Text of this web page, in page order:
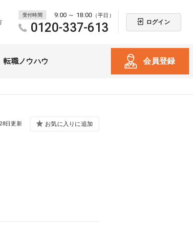
受付時間 9:00 ～ 18:00 （平日）
0120-337-613 ログイン
転職ノウハウ 会員登録
日更新 お気に入りに追加